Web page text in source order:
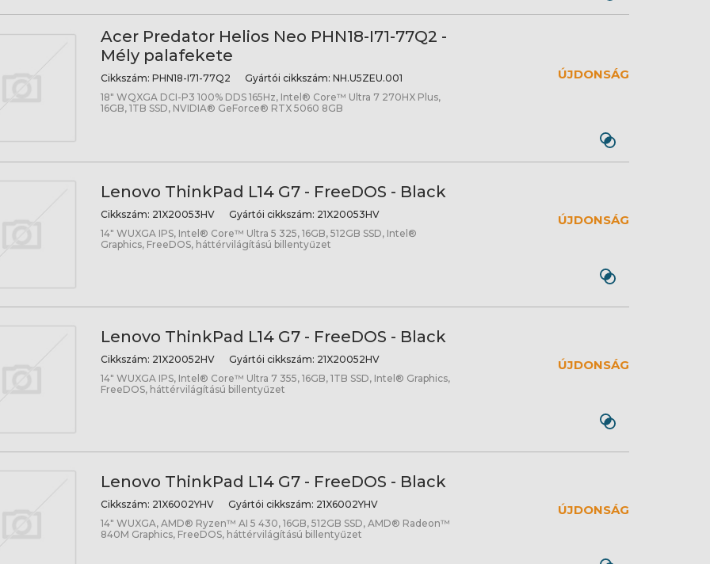
Acer Predator Helios Neo PHN18-I71-77Q2 -
Mély palafekete
Cikkszám: PHN18-I71-77Q2 Gyártói cikkszám: NH.U5ZEU.001
18" WQXGA DCI-P3 100% DDS 165Hz, Intel® Core™ Ultra 7 270HX Plus,
16GB, 1TB SSD, NVIDIA® GeForce® RTX 5060 8GB
ÚJDONSÁG
Lenovo ThinkPad L14 G7 - FreeDOS - Black
Cikkszám: 21X20053HV Gyártói cikkszám: 21X20053HV
14" WUXGA IPS, Intel® Core™ Ultra 5 325, 16GB, 512GB SSD, Intel®
Graphics, FreeDOS, háttérvilágítású billentyűzet
ÚJDONSÁG
Lenovo ThinkPad L14 G7 - FreeDOS - Black
Cikkszám: 21X20052HV Gyártói cikkszám: 21X20052HV
14" WUXGA IPS, Intel® Core™ Ultra 7 355, 16GB, 1TB SSD, Intel® Graphics,
FreeDOS, háttérvilágítású billentyűzet
ÚJDONSÁG
Lenovo ThinkPad L14 G7 - FreeDOS - Black
Cikkszám: 21X6002YHV Gyártói cikkszám: 21X6002YHV
14" WUXGA, AMD® Ryzen™ AI 5 430, 16GB, 512GB SSD, AMD® Radeon™
840M Graphics, FreeDOS, háttérvilágítású billentyűzet
ÚJDONSÁG